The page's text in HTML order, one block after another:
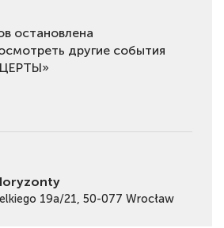
остановлена
другие события
19a/21, 50-077 Wrocław